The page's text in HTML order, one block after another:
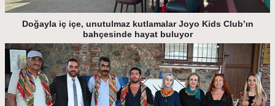
Doğayla iç içe, unutulmaz kutlamalar Joyo Kids Club’ın
bahçesinde hayat buluyor